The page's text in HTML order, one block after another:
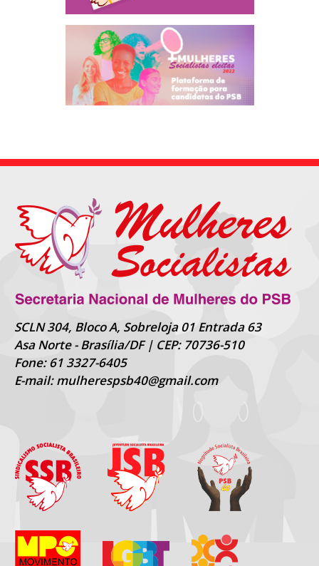
SCLN 304, Bloco A, Sobreloja 01 Entrada 63
Asa Norte - Brasília/DF | CEP: 70736-510
Fone: 61 3327-6405
E-mail: mulherespsb40@gmail.com